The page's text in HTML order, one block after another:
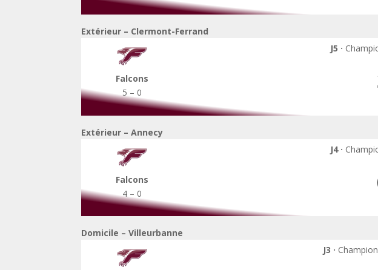
Extérieur – Clermont-Ferrand
Falcons
5 – 0
J5 ·
Extérieur – Annecy
Falcons
4 – 0
J4 ·
Domicile – Villeurbanne
J3 ·